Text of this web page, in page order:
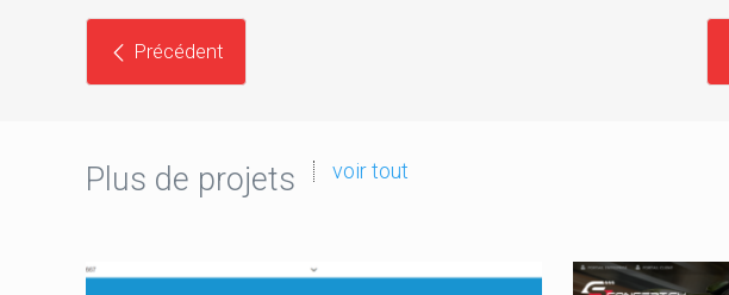
Précédent
Plus de projets voir tout